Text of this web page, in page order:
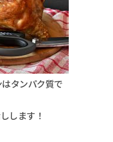
タンパク質で
します！